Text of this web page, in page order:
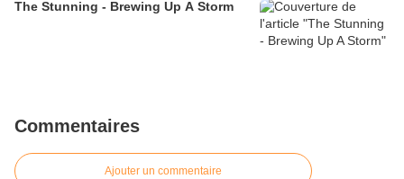
The Stunning - Brewing Up A Storm
Commentaires
Ajouter un commentaire